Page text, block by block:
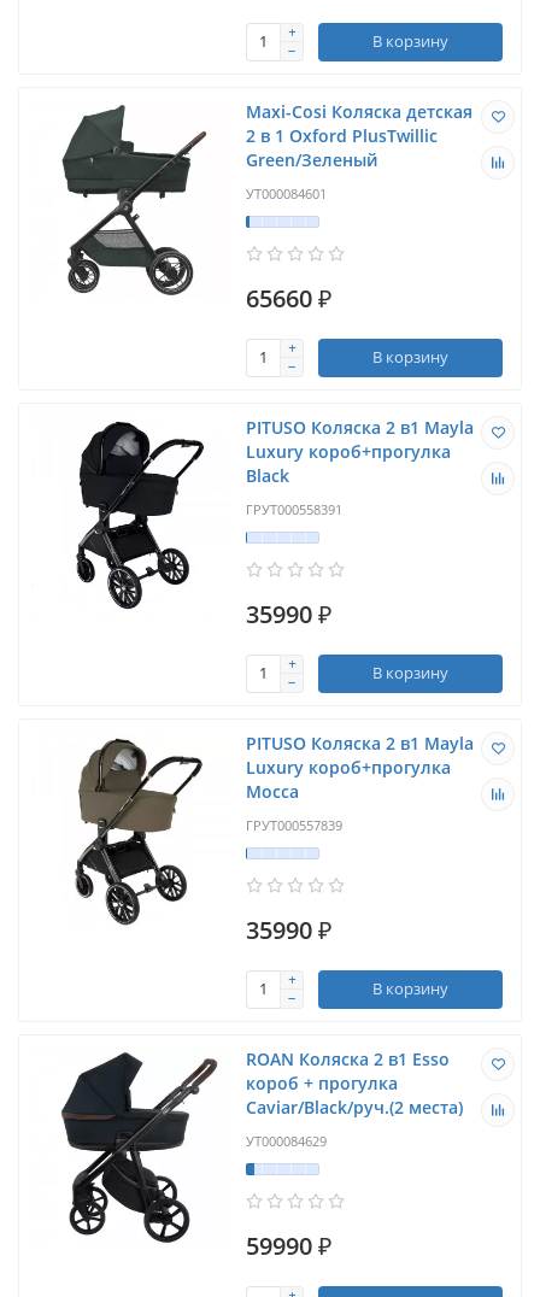
В корзину
Maxi-Cosi Коляска детская
2 в 1 Oxford PlusTwillic
Green/Зеленый
УТ000084601
65660 ₽
В корзину
PITUSO Коляска 2 в1 Mayla
Luxury короб+прогулка
Black
ГРУТ000558391
35990 ₽
В корзину
PITUSO Коляска 2 в1 Mayla
Luxury короб+прогулка
Mocca
ГРУТ000557839
35990 ₽
В корзину
ROAN Коляска 2 в1 Esso
короб + прогулка
Caviar/Black/руч.(2 места)
УТ000084629
59990 ₽